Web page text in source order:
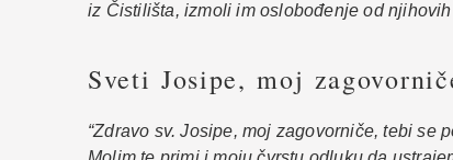
iz Čistilišta, izmoli im oslobođenje od
Sveti Josipe, moj
“Zdravo sv. Josipe, moj zagovorniče, tebi se